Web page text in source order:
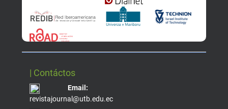
| Contáctos
Email:
revistajournal@utb.edu.ec